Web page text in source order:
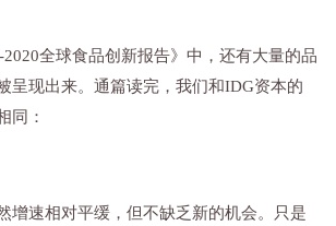
全球食品创新报告》中，还有大量的品
呈现出来。通篇读完，我们和IDG资本的
同：
增速相对平缓，但不缺乏新的机会。只是